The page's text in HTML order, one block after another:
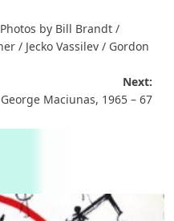
by Bill Brandt /
/ Jecko Vassilev / Gordon
Next:
George Maciunas, 1965 – 67